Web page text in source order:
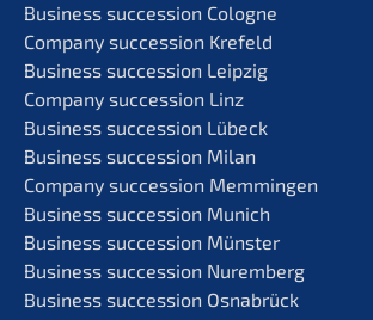
Business succes­si­on Cologne
Compa­ny succes­si­on Krefeld
Business succes­si­on Leipzig
Compa­ny succes­si­on Linz
Business succes­si­on Lübeck
Business succes­si­on Milan
Compa­ny succes­si­on Memmingen
Business succes­si­on Munich
Business succes­si­on Münster
Business succes­si­on Nuremberg
Business succes­si­on Osnabrück